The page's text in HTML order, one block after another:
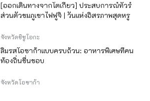
[ออกเดินทางจากโตเกียว] ประสบการณ์ทัวร์
ส่วนตัวชมภูเขาไฟฟูจิ | วันแห่งอิสรภาพสุดหรู
จังหวัดชิซูโอกะ
ลิ้มรสโอซาก้าแบบครบถ้วน: อาหารพิเศษที่คน
ท้องถิ่นชื่นชอบ
จังหวัดโอซาก้า